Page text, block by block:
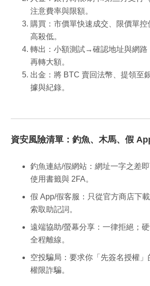
注意費率與限額。
購買 ：市價單快速成交、限價單
高殺低。
轉出 ：小額測試→確認地址與網
再轉大額。
出金 ：將 BTC 賣回法幣、提領至
據與紀錄。
資安風險清單：釣魚、木馬、假
釣魚連結/假網站 ：網址一字之差
使用書籤與 2FA。
假 App/假客服 ：只從官方商店下
索取助記詞。
遠端協助/螢幕分享 ：一律拒絕；
全程離線。
空投騙局 ：要求你「先簽名授權
權限詐騙。